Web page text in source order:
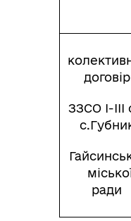
договір
ЗЗСО І-ІІІ
ради